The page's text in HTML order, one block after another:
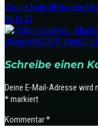
ZurückKatie Melua
03.11.23
WeiterMACHETE DANCE
Schreibe einen
Deine E-Mail-Adresse
*markiert
Kommentar*